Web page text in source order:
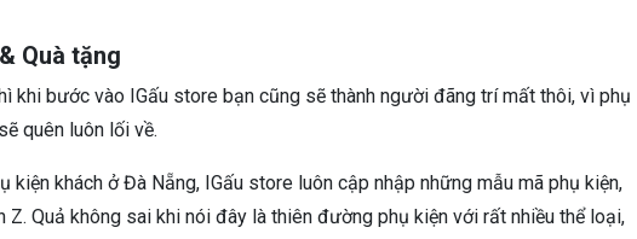
Quà tặng
khi bước vào IGấu store bạn cũng sẽ thành người đãng trí mất thôi, vì phụ
quên luôn lối về.
kiện khách ở Đà Nẵng, IGấu store luôn cập nhập những mẫu mã phụ kiện,
Z. Quả không sai khi nói đây là thiên đường phụ kiện với rất nhiều thể loại,